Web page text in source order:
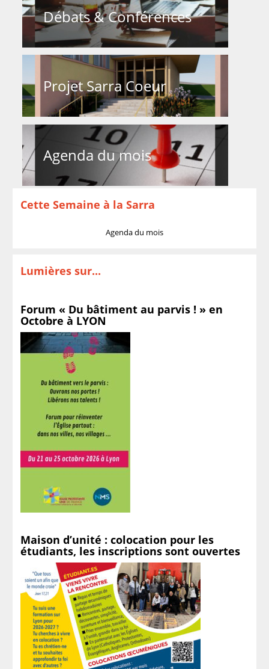
Débats & Conférences
Projet Sarra Coeur
Agenda du mois
Cette Semaine à la Sarra
Agenda du mois
Lumières sur...
Forum « Du bâtiment au parvis ! » en
Octobre à LYON
Maison d’unité : colocation pour les
étudiants, les inscriptions sont ouvertes